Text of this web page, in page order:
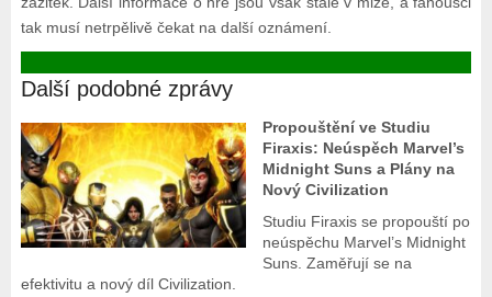
tak musí netrpělivě čekat na další oznámení.
Další podobné zprávy
Propouštění ve Studiu
Firaxis: Neúspěch Marvel’s
Midnight Suns a Plány na
Nový Civilization
Studiu Firaxis se propouští po
neúspěchu Marvel’s Midnight
Suns. Zaměřují se na
efektivitu a nový díl Civilization.